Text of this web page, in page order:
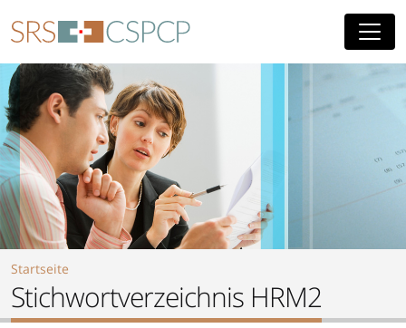
Startseite
Stichwortverzeichnis HRM2